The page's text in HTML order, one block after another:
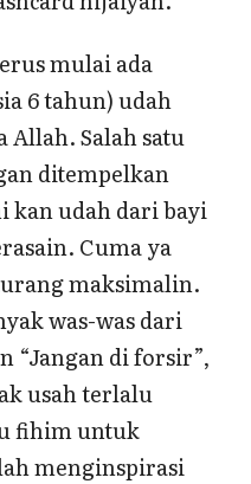
mulai ada
6 tahun) udah
Allah. Salah satu
ditempelkan
kan udah dari bayi
Cuma ya
maksimalin.
was-was dari
“Jangan di forsir”,
usah terlalu
fihim untuk
menginspirasi